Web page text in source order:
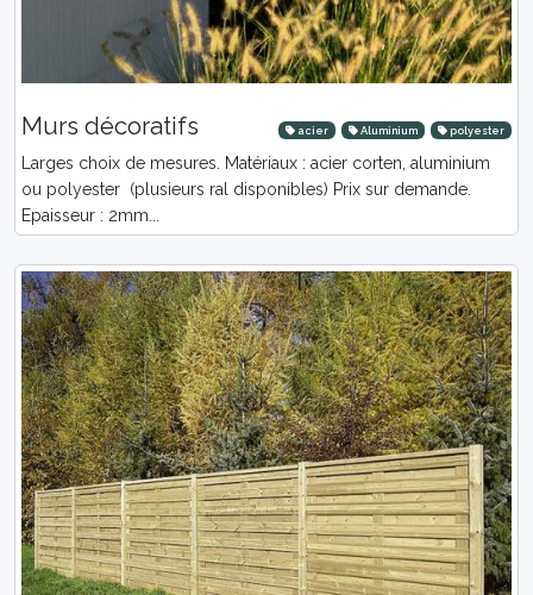
Murs décoratifs acier Aluminium polyester
Larges choix de mesures. Matériaux : acier corten, aluminium
ou polyester (plusieurs ral disponibles) Prix sur demande.
Epaisseur : 2mm...